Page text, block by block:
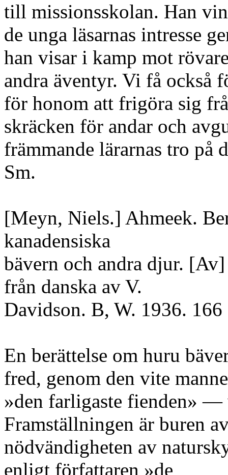
till missionsskolan. Han
de unga läsarnas intresse
han visar i kamp mot
andra äventyr. Vi få också
för honom att frigöra sig
skräcken för andar och
främmande lärarnas tro på
Sm.
[Meyn, Niels.] Ahmeek.
kanadensiska
bävern och andra djur.
från danska av V.
Davidson. B, W. 1936.
En berättelse om huru
fred, genom den vite
»den farligaste fienden» —
Framställningen är buren
nödvändigheten av
enligt författaren »de